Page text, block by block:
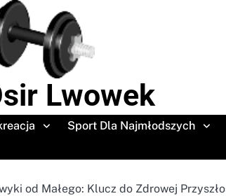
Lwowek
Sport Dla Najmłodszych
od Małego: Klucz do Zdrowej